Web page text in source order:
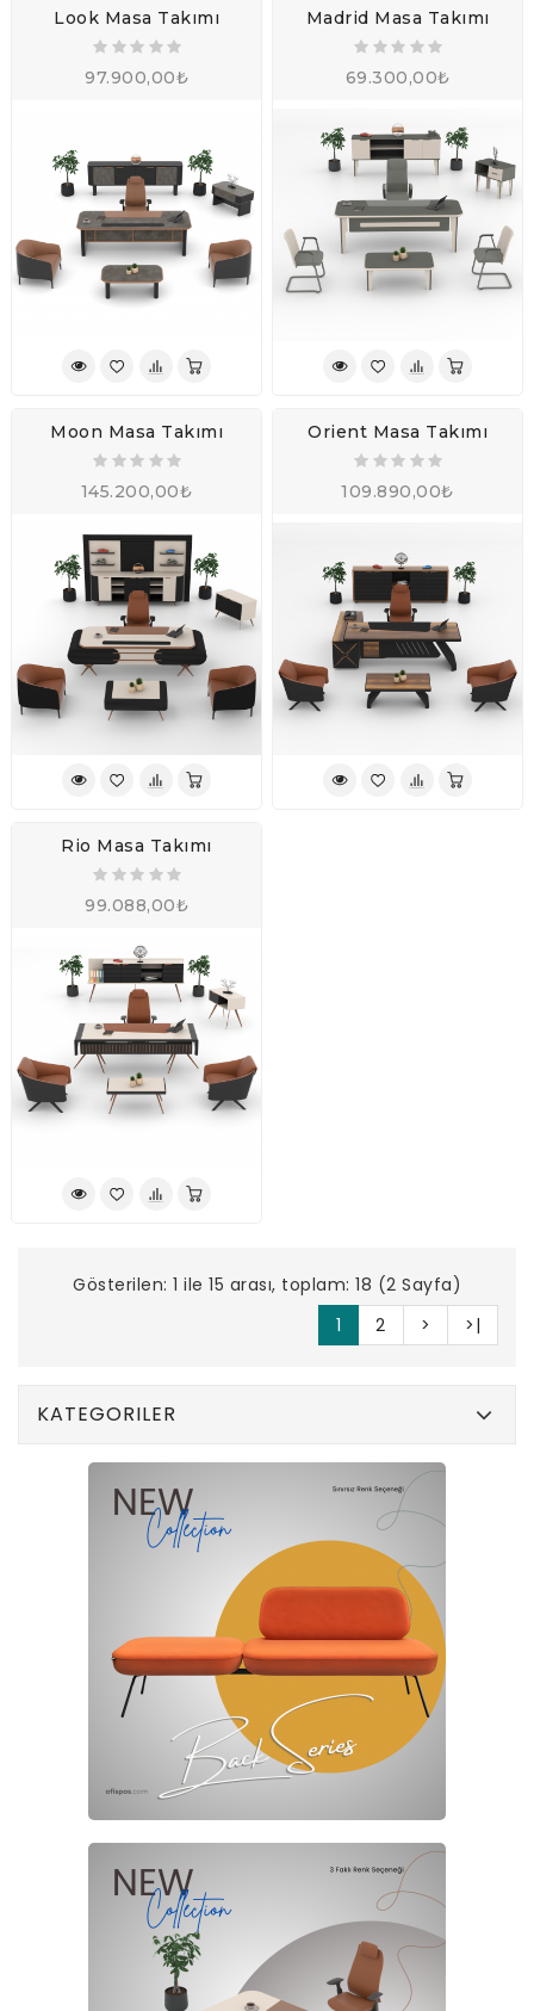
Look Masa Takımı
97.900,00₺
Madrid Masa Takımı
69.300,00₺
Moon Masa Takımı
145.200,00₺
Orient Masa Takımı
109.890,00₺
Rio Masa Takımı
99.088,00₺
Gösterilen: 1 ile 15 arası, toplam: 18 (2 Sayfa)
1
2 > >|
KATEGORILER